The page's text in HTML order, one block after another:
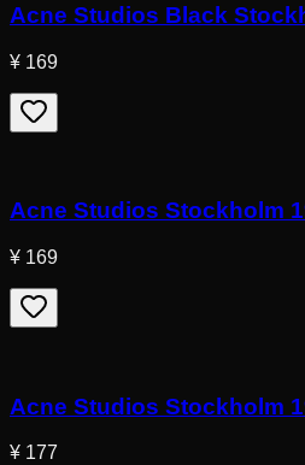
Acne Studios Black
¥ 169
Acne Studios Stockholm
¥ 169
Acne Studios Stockholm
¥ 177